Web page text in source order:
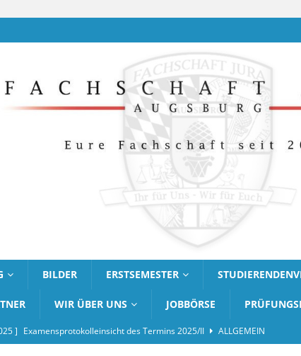
BILDER ERSTSEMESTER
WIR ÜBER UNS JOBBÖRSE
] Examensprotokolleinsicht des Termins 2025/II
ALLGEMEIN